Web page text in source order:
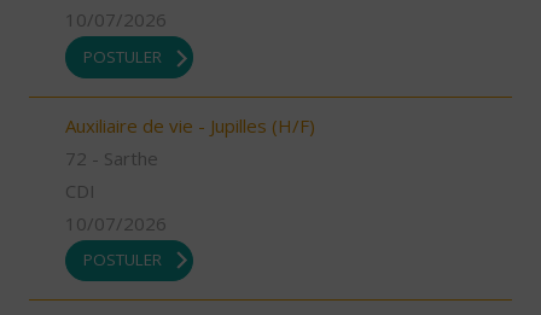
10/07/2026
POSTULER
Auxiliaire de vie - Jupilles (H/F)
72 - Sarthe
CDI
10/07/2026
POSTULER